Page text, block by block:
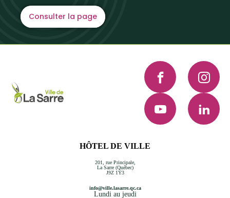
Consulter la page
HÔTEL DE VILLE
201, rue Principale,
La Sarre (Québec)
J9Z 1Y3
info@ville.lasarre.qc.ca
Lundi au jeudi
Facebook
YouTube